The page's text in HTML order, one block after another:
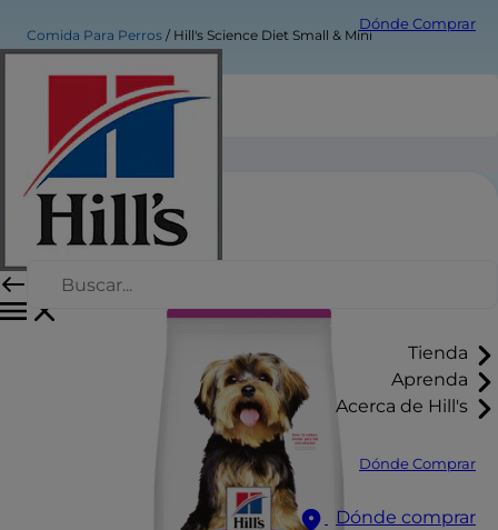
Dónde Comprar
Tienda
Aprenda
Acerca de Hill's
Dónde Comprar
Dónde comprar
Comida Para Perros Hill's Science Diet Small & Mini
Hill's Science Diet Small & Mini